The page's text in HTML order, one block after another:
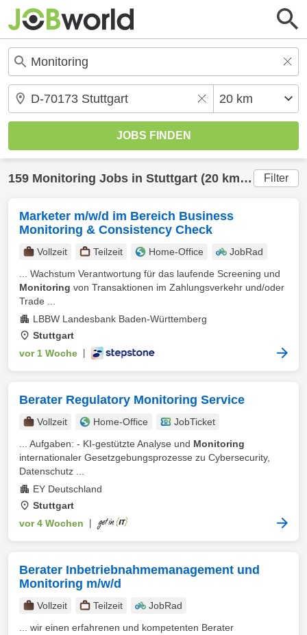
159 Monitoring Jobs in Stuttgart (20 km) gefunden Filter
Marketer m/w/d im Bereich Business
Monitoring & Consistency Check
Vollzeit Teilzeit Home-Office
JobRad
... Wachstum Verantwortung für das laufende Screening und
Monitoring von Transaktionen im Zahlungsverkehr und/oder
Trade ...
LBBW Landesbank Baden-Württemberg
Stuttgart
vor 1 Woche
Berater Regulatory Monitoring Service
Vollzeit Home-Office
JobTicket
... Aufgaben: - KI-gestützte Analyse und Monitoring
internationaler Gesetzgebungsprozesse zu Cybersecurity,
Datenschutz ...
EY Deutschland
Stuttgart
vor 4 Wochen
Berater Inbetriebnahmemanagement und
Monitoring m/w/d
Vollzeit Teilzeit
JobRad
... wir einen erfahrenen und kompetenten Berater